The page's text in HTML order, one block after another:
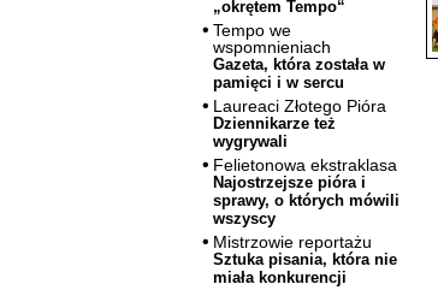
„okrętem Tempo“
Tempo we
wspomnieniach
Gazeta, która została w
pamięci i w sercu
Laureaci Złotego Pióra
Dziennikarze też
wygrywali
Felietonowa ekstraklasa
Najostrzejsze pióra i
sprawy, o których mówili
wszyscy
Mistrzowie reportażu
Sztuka pisania, która nie
miała konkurencji